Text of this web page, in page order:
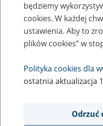
Ograniczenie w
ZUS w nocy z 18
17
czerwca
2020
18 czerwca
będziemy
cookies. W każdej
ustawienia. Aby to
plików cookies” w
Polityka cookies dla
ostatnia aktualizacja
Odrzuć